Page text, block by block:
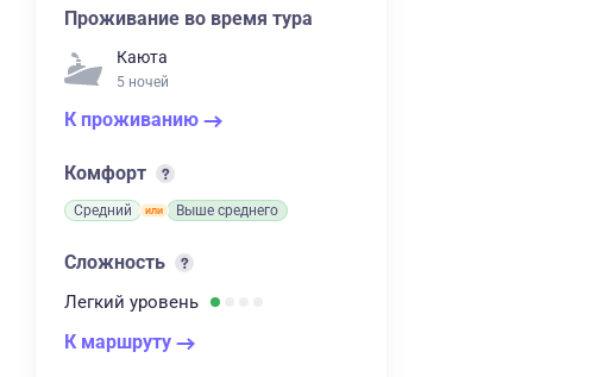
Проживание во время тура
Каюта
5 ночей
К проживанию
Комфорт
Средний Выше среднего
Сложность
Легкий уровень
К маршруту